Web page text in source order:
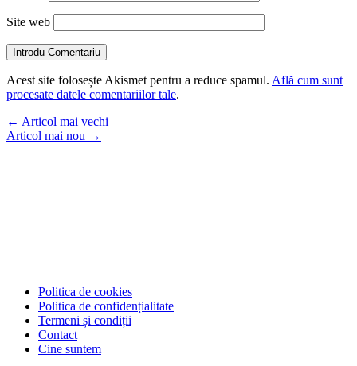
Site web
Introdu Comentariu
Acest site folosește Akismet pentru a reduce spamul. Află cum sunt
procesate datele comentariilor tale.
← Articol mai vechi
Articol mai nou →
Politica de cookies
Politica de confidențialitate
Termeni și condiții
Contact
Cine suntem